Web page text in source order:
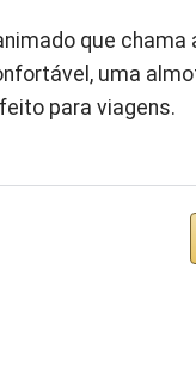
que chama
uma
para viagens.